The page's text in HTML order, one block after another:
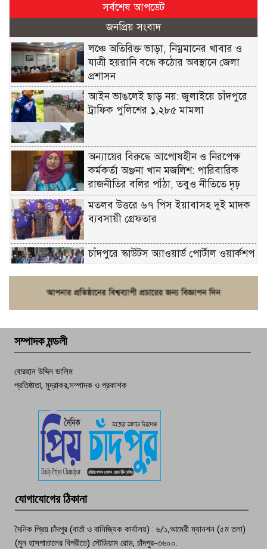
সর্বশেষ আপডেট
জনপ্রিয় সংবাদ
লঞ্চে অতিরিক্ত ভাড়া, নিম্নমানের খাবার ও
যাত্রী হয়রানি বন্ধে কঠোর অবস্থানে জেলা
প্রশাসন
আইন ভাঙলেই ছাড় নয়: জুলাইয়ে চাঁদপুরে
ট্রাফিক পুলিশের ১,২৮৫ মামলা
অন্যায়ের বিরুদ্ধে আপোষহীন ও নিরপেক্ষ
কর্মকর্তা অঞ্জনা খান মজলিশ: পারিবারিক
রাজনীতির বলির পাঁঠা, তবুও নীতিতে দৃঢ়
মতলব উত্তরে ৬৭ পিস ইয়াবাসহ দুই মাদক
ব্যবসায়ী গ্রেফতার
চাঁদপুরে স্কাউটস অ্যাওয়ার্ড পোর্টাল ওয়ার্কশপ
পচা দুর্গন্ধে ৯৯৯-এ ফোন, ফরিদগঞ্জে
তরুণের অর্ধগলিত লাশ উদ্ধার
সম্পাদক মন্ডলী
বোরহান উদ্দিন ডালিম
প্রতিষ্ঠাতা, মুদ্রাকর,সম্পাদক ও প্রকাশক
যোগাযোগের ঠিকানা
দৈনিক প্রিয় চাঁদপুর (বার্তা ও বানিজ্যিক কার্যালয়) : ৬/১,আমেরী ম্যানশন (৫ম তলা)
(মুন হাসপাতালের বিপরীতে) স্টেডিয়াম রোড, চাঁদপুর-৩৬০০.